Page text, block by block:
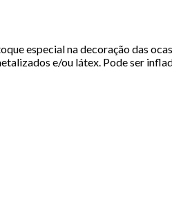
especial na decoração das
e/ou látex. Pode ser